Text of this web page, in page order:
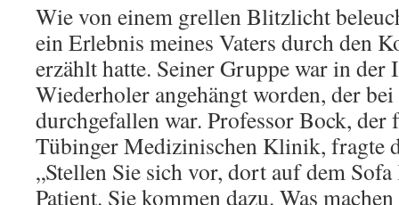
Wie von einem grellen Blitzlicht
ein Erlebnis meines Vaters durch den
erzählt hatte. Seiner Gruppe war in
Wiederholer angehängt worden, der
durchgefallen war. Professor Bock,
Tübinger Medizinischen Klinik, fragte
„Stellen Sie sich vor, dort auf dem
Patient. Sie kommen dazu. Was machen